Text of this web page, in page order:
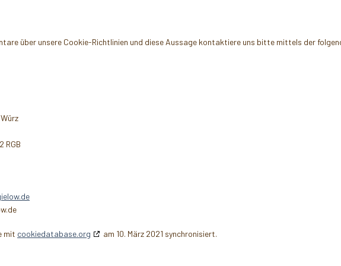
über unsere Cookie-Richtlinien und diese Aussage kontaktiere uns bitte mittels der
RGB
mit cookiedatabase.org am 10. März 2021 synchronisiert.